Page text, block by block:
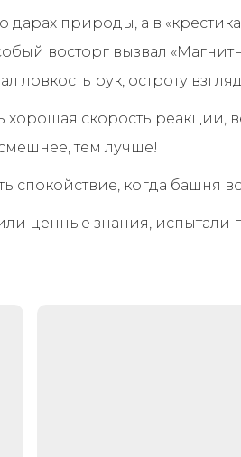
природы, а в
восторг вызвал
рук, остроту
хорошая скорость реакции,
тем лучше!
спокойствие, когда башня
ценные знания,